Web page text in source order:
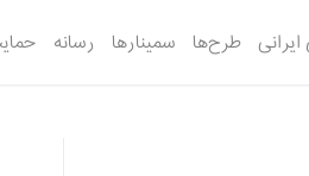
طرح‌ها سمینارها رسانه